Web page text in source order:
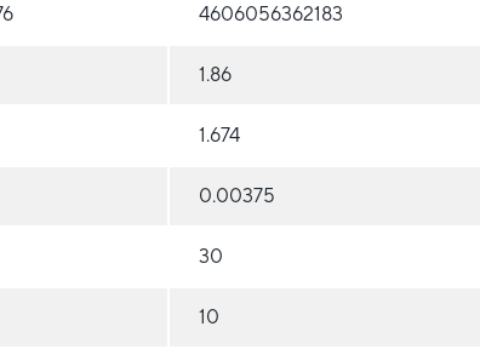
4606056362183
1.86
1.674
0.00375
30
10